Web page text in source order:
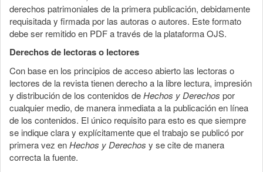
derechos patrimoniales de la primera publicación, debidamente
requisitada y firmada por las autoras o autores. Este formato
debe ser remitido en PDF a través de la plataforma OJS.
Derechos de lectoras o lectores
Con base en los principios de acceso abierto las lectoras o
lectores de la revista tienen derecho a la libre lectura, impresión
y distribución de los contenidos deHechos y Derechos por
cualquier medio, de manera inmediata a la publicación en línea
de los contenidos. El único requisito para esto es que siempre
se indique clara y explícitamente que el trabajo se publicó por
primera vez enHechos y Derechos y se cite de manera
correcta la fuente.